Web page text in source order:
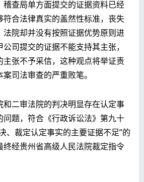
稽查局单方面提交的证据资料已经
符合法律真实的盖然性标准，丧失
法院却并没有按照证据优势原则进
司提交的证据不能支持其主张，
主张不予采信，这种观点将举证责
司法审查的严重败笔。
和二审法院的判决明显存在认定事
问题，符合《行政诉讼法》第九十
、裁定认定事实的主要证据不足”的
终经贵州省高级人民法院裁定指令